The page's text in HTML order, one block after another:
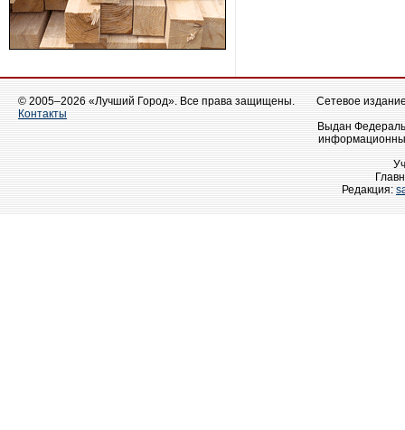
© 2005–2026 «Лучший Город». Все права защищены.
Контакты
Сетевое
Выдан
Редакция: